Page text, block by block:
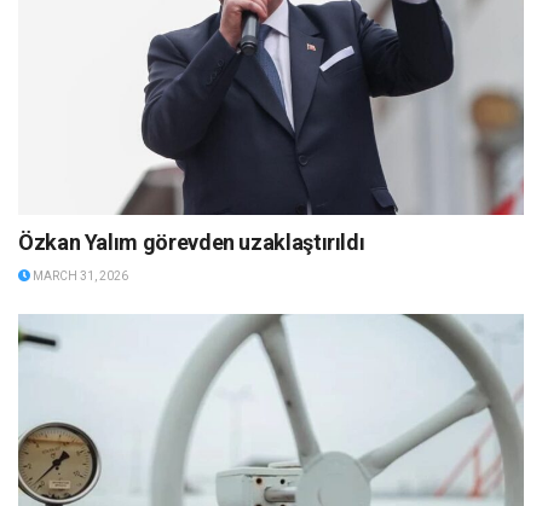
Özkan Yalım görevden uzaklaştırıldı
MARCH 31, 2026